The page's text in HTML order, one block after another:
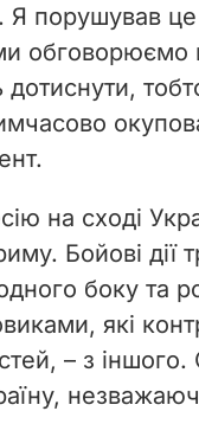
Я порушував
обговорюємо
на сході
Бойові дії
боку та
які
– з